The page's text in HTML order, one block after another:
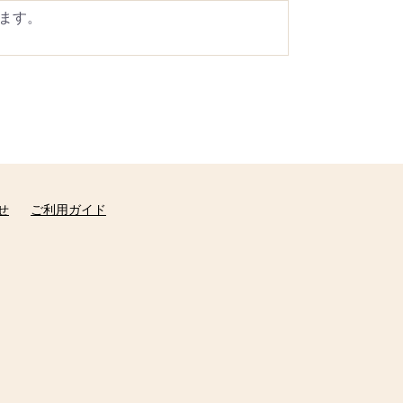
す。
ご利用ガイド